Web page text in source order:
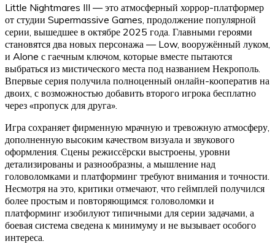
Little Nightmares III — это атмосферный хоррор-платформер
от студии Supermassive Games, продолжение популярной
серии, вышедшее в октябре 2025 года. Главными героями
становятся два новых персонажа — Low, вооружённый луком,
и Alone с гаечным ключом, которые вместе пытаются
выбраться из мистического места под названием Некрополь.
Впервые серия получила полноценный онлайн-кооператив на
двоих, с возможностью добавить второго игрока бесплатно
через «пропуск для друга».
Игра сохраняет фирменную мрачную и тревожную атмосферу,
дополненную высоким качеством визуала и звукового
оформления. Сцены режиссёрски выстроены, уровни
детализированы и разнообразны, а мышление над
головоломками и платформинг требуют внимания и точности.
Несмотря на это, критики отмечают, что геймплей получился
более простым и повторяющимся: головоломки и
платформинг изобилуют типичными для серии задачами, а
боевая система сведена к минимуму и не вызывает особого
интереса.